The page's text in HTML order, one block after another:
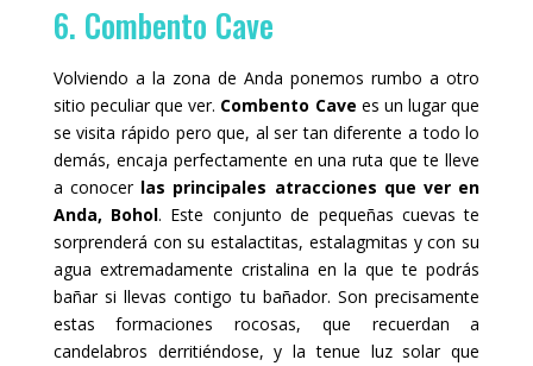
6. Combento Cave
Volviendo a la zona de Anda ponemos rumbo a otro
sitio peculiar que ver. Combento Cave es un lugar que
se visita rápido pero que, al ser tan diferente a todo lo
demás, encaja perfectamente en una ruta que te lleve
a conocer las principales atracciones que ver en
Anda, Bohol. Este conjunto de pequeñas cuevas te
sorprenderá con su estalactitas, estalagmitas y con su
agua extremadamente cristalina en la que te podrás
bañar si llevas contigo tu bañador. Son precisamente
estas formaciones rocosas, que recuerdan a
candelabros derritiéndose, y la tenue luz solar que